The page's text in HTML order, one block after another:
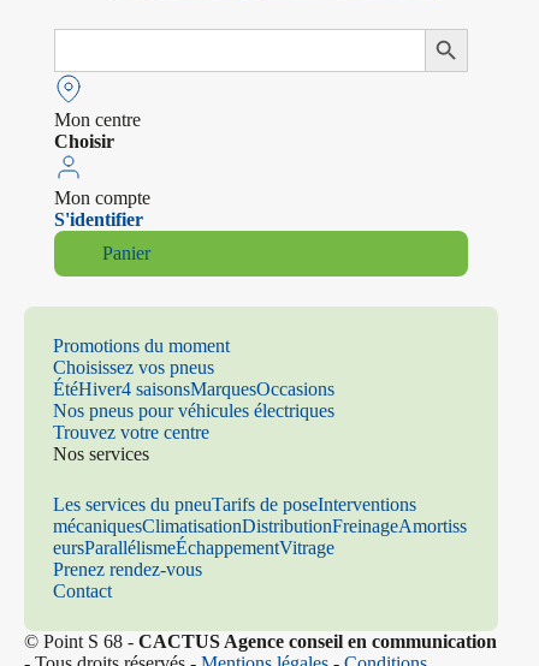
Search
Search Button
Mon centre
Choisir
Mon compte
S'identifier
Panier
Promotions du moment
Choisissez vos pneus
ÉtéHiver4 saisonsMarquesOccasions
Nos pneus pour véhicules électriques
Trouvez votre centre
Nos services
Les services du pneuTarifs de poseInterventions
mécaniquesClimatisationDistributionFreinageAmortiss
eursParallélismeÉchappementVitrage
Prenez rendez-vous
Contact
© Point S 68 - CACTUS Agence conseil en communication